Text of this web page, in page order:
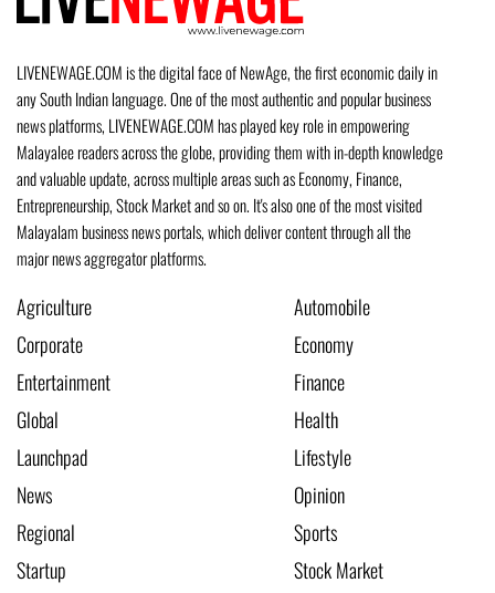
LIVENEWAGE.COM is the digital face of NewAge, the first economic daily in
any South Indian language. One of the most authentic and popular business
news platforms, LIVENEWAGE.COM has played key role in empowering
Malayalee readers across the globe, providing them with in-depth knowledge
and valuable update, across multiple areas such as Economy, Finance,
Entrepreneurship, Stock Market and so on. It's also one of the most visited
Malayalam business news portals, which deliver content through all the
major news aggregator platforms.
Agriculture
Automobile
Corporate
Economy
Entertainment
Finance
Global
Health
Launchpad
Lifestyle
News
Opinion
Regional
Sports
Startup
Stock Market